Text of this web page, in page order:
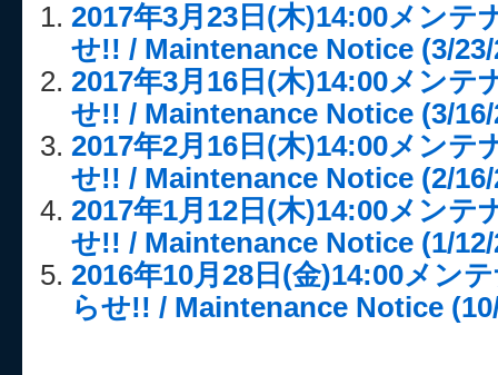
2017年3月23日(木)14:00メンテ
せ!! / Maintenance Notice (3/23/
2017年3月16日(木)14:00メンテ
せ!! / Maintenance Notice (3/16/
2017年2月16日(木)14:00メンテ
せ!! / Maintenance Notice (2/16/
2017年1月12日(木)14:00メンテ
せ!! / Maintenance Notice (1/12/
2016年10月28日(金)14:00メン
らせ!! / Maintenance Notice